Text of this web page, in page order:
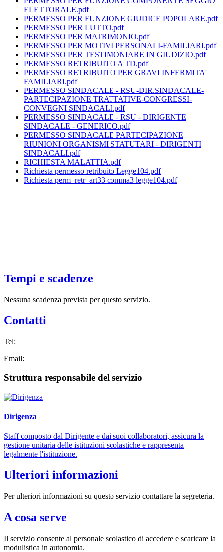
ELETTORALE.pdf
PERMESSO PER FUNZIONE GIUDICE POPOLARE.pdf
PERMESSO PER LUTTO.pdf
PERMESSO PER MATRIMONIO.pdf
PERMESSO PER MOTIVI PERSONALI-FAMILIARI.pdf
PERMESSO PER TESTIMONIARE IN GIUDIZIO.pdf
PERMESSO RETRIBUITO A TD.pdf
PERMESSO RETRIBUITO PER GRAVI INFERMITA'
FAMILIARI.pdf
PERMESSO SINDACALE - RSU-DIR.SINDACALE-
PARTECIPAZIONE TRATTATIVE-CONGRESSI-
CONVEGNI SINDACALI.pdf
PERMESSO SINDACALE - RSU - DIRIGENTE
SINDACALE - GENERICO.pdf
PERMESSO SINDACALE PARTECIPAZIONE
RIUNIONI ORGANISMI STATUTARI - DIRIGENTI
SINDACALI.pdf
RICHIESTA MALATTIA.pdf
Richiesta permesso retribuito Legge104.pdf
Richiesta perm_retr_art33 comma3 legge104.pdf
Tempi e scadenze
Nessuna scadenza prevista per questo servizio.
Contatti
Tel:
Email:
Struttura responsabile del servizio
Dirigenza
Staff composto dal Dirigente e dai suoi collaboratori, assicura la
gestione unitaria delle istituzioni scolastiche e rappresenta
legalmente l'istituzione.
Ulteriori informazioni
Per ulteriori informazioni su questo servizio contattare la segreteria.
A cosa serve
Il servizio consente al personale scolastico di accedere e scaricare la
modulistica in autonomia.